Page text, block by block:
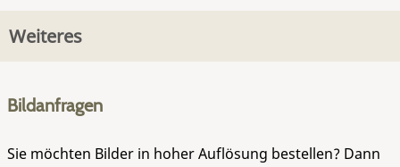
Weiteres
Bildanfragen
Sie möchten Bilder in hoher Auflösung bestellen? Dann